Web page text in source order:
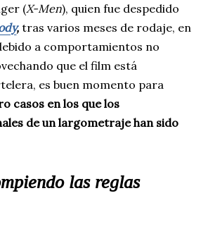
(X-Men), quien fue despedido
,tras varios meses de rodaje, en
a comportamientos no
que el film está
es buen momento para
casos en los que los
de un largometraje han sido
las reglas